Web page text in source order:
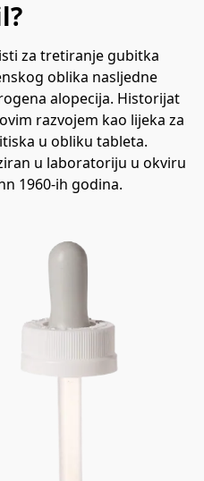
za tretiranje gubitka
oblika nasljedne
alopecija. Historijat
razvojem kao lijeka za
u obliku tableta.
u laboratoriju u okviru
1960-ih godina.